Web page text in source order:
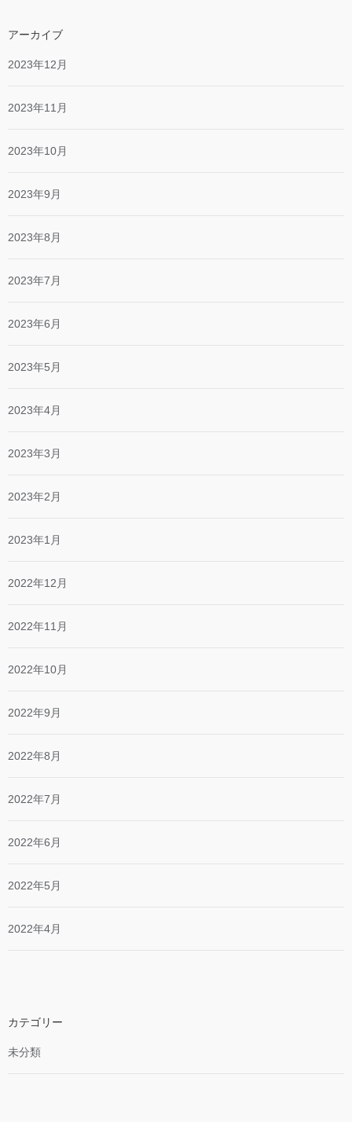
アーカイブ
2023年12月
2023年11月
2023年10月
2023年9月
2023年8月
2023年7月
2023年6月
2023年5月
2023年4月
2023年3月
2023年2月
2023年1月
2022年12月
2022年11月
2022年10月
2022年9月
2022年8月
2022年7月
2022年6月
2022年5月
2022年4月
カテゴリー
未分類